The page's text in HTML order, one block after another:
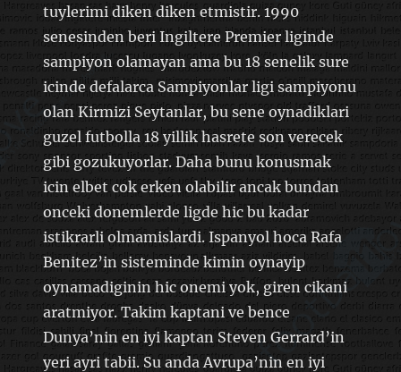
tuylerimi diken diken etmistir. 1990
senesinden beri Ingiltere Premier liginde
sampiyon olamayan ama bu 18 senelik sure
icinde defalarca Sampiyonlar ligi sampiyonu
olan Kirmizi Seytanlar, bu sene oynadiklari
guzel futbolla 18 yillik hasrete son verecek
gibi gozukuyorlar. Daha bunu konusmak
icin elbet cok erken olabilir ancak bundan
onceki donemlerde ligde hic bu kadar
istikrarli olmamislardi. Ispanyol hoca Rafa
Benitez’in sisteminde kimin oynayip
oynamadiginin hic onemi yok, giren cikani
aratmiyor. Takim kaptani ve bence
Dunya’nin en iyi kaptan Steven Gerrard’in
yeri ayri tabii. Su anda Avrupa’nin en iyi